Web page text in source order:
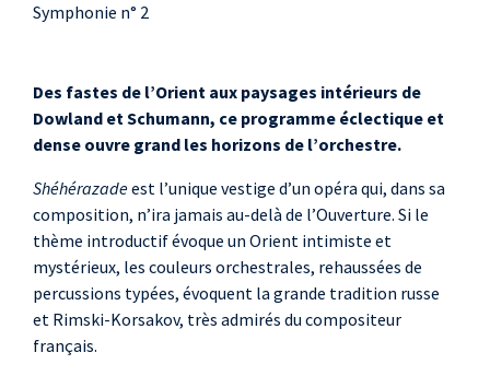
Symphonie n° 2
Des fastes de l’Orient aux paysages intérieurs de
Dowland et Schumann, ce programme éclectique et
dense ouvre grand les horizons de l’orchestre.
Shéhérazadeest l’unique vestige d’un opéra qui, dans sa
composition, n’ira jamais au-delà de l’Ouverture. Si le
thème introductif évoque un Orient intimiste et
mystérieux, les couleurs orchestrales, rehaussées de
percussions typées, évoquent la grande tradition russe
et Rimski-Korsakov, très admirés du compositeur
français.